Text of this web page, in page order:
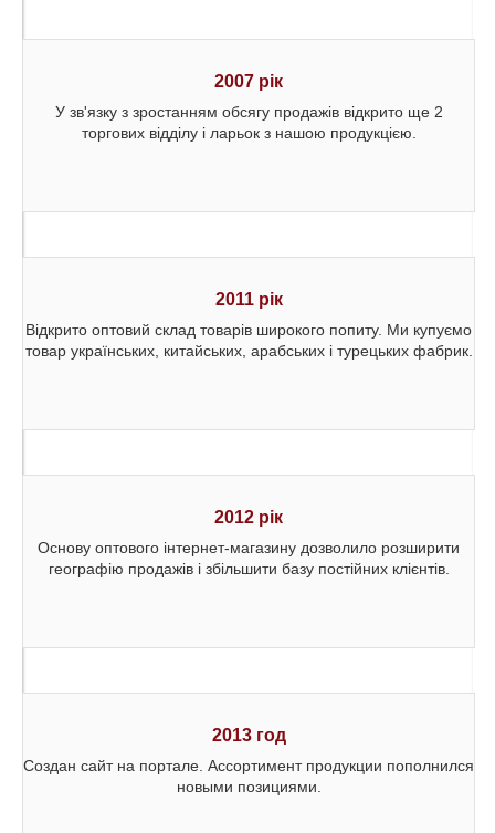
2007 рік
У зв'язку з зростанням обсягу продажів відкрито ще 2
торгових відділу і ларьок з нашою продукцією.
2011 рік
Відкрито оптовий склад товарів широкого попиту. Ми купуємо
товар українських, китайських, арабських і турецьких фабрик.
2012 рік
Основу оптового інтернет-магазину дозволило розширити
географію продажів і збільшити базу постійних клієнтів.
2013 год
Создан сайт на портале. Ассортимент продукции пополнился
новыми позициями.